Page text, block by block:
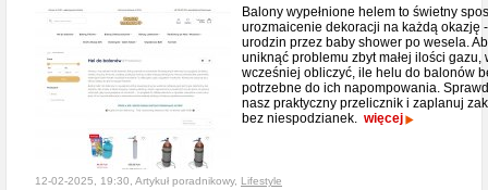
Balony wypełnione helem to świetny
urozmaicenie dekoracji na każdą okazję
urodzin przez baby shower po wesela.
uniknąć problemu zbyt małej ilości gazu,
wcześniej obliczyć, ile helu do balonów
potrzebne do ich napompowania.
nasz praktyczny przelicznik i zaplanuj
bez niespodzianek. więcej
12-02-2025, 19:30, Artykuł poradnikowy, Lifestyle